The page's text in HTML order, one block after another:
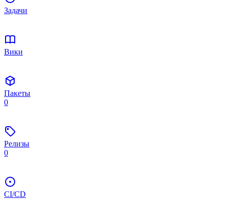
Задачи
Вики
Пакеты
0
Релизы
0
CI/CD